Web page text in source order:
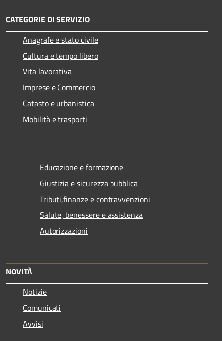
CATEGORIE DI SERVIZIO
Anagrafe e stato civile
Cultura e tempo libero
Vita lavorativa
Imprese e Commercio
Catasto e urbanistica
Mobilità e trasporti
Educazione e formazione
Giustizia e sicurezza pubblica
Tributi,finanze e contravvenzioni
Salute, benessere e assistenza
Autorizzazioni
NOVITÀ
Notizie
Comunicati
Avvisi